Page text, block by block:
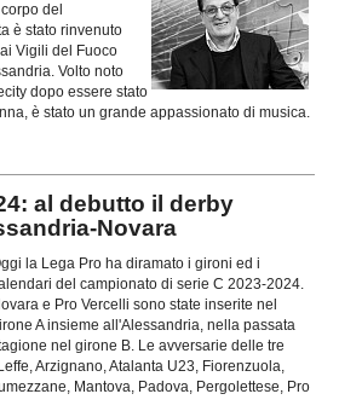
del
è stato rinvenuto
Vigili del Fuoco
Volto noto
dopo essere stato
è stato un grande appassionato di musica.
al debutto il derby
Novara
la Lega Pro ha diramato i gironi ed i
del campionato di serie C 2023-2024.
e Pro Vercelli sono state inserite nel
A insieme all'Alessandria, nella passata
nel girone B. Le avversarie delle tre
Arzignano, Atalanta U23, Fiorenzuola,
Mantova, Padova, Pergolettese, Pro